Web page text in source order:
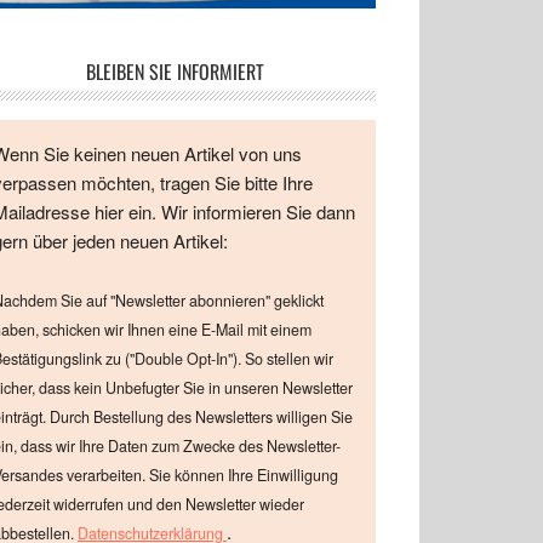
BLEIBEN SIE INFORMIERT
Sie keinen neuen Artikel von uns
möchten, tragen Sie bitte Ihre
hier ein. Wir informieren Sie dann
über jeden neuen Artikel:
Sie auf "Newsletter abonnieren" geklickt
schicken wir Ihnen eine E-Mail mit einem
zu ("Double Opt-In"). So stellen wir
dass kein Unbefugter Sie in unseren Newsletter
Durch Bestellung des Newsletters willigen Sie
dass wir Ihre Daten zum Zwecke des Newsletter-
verarbeiten. Sie können Ihre Einwilligung
widerrufen und den Newsletter wieder
Datenschutzerklärung .